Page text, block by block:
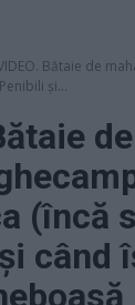
Bătaie de
și...
(încă
când